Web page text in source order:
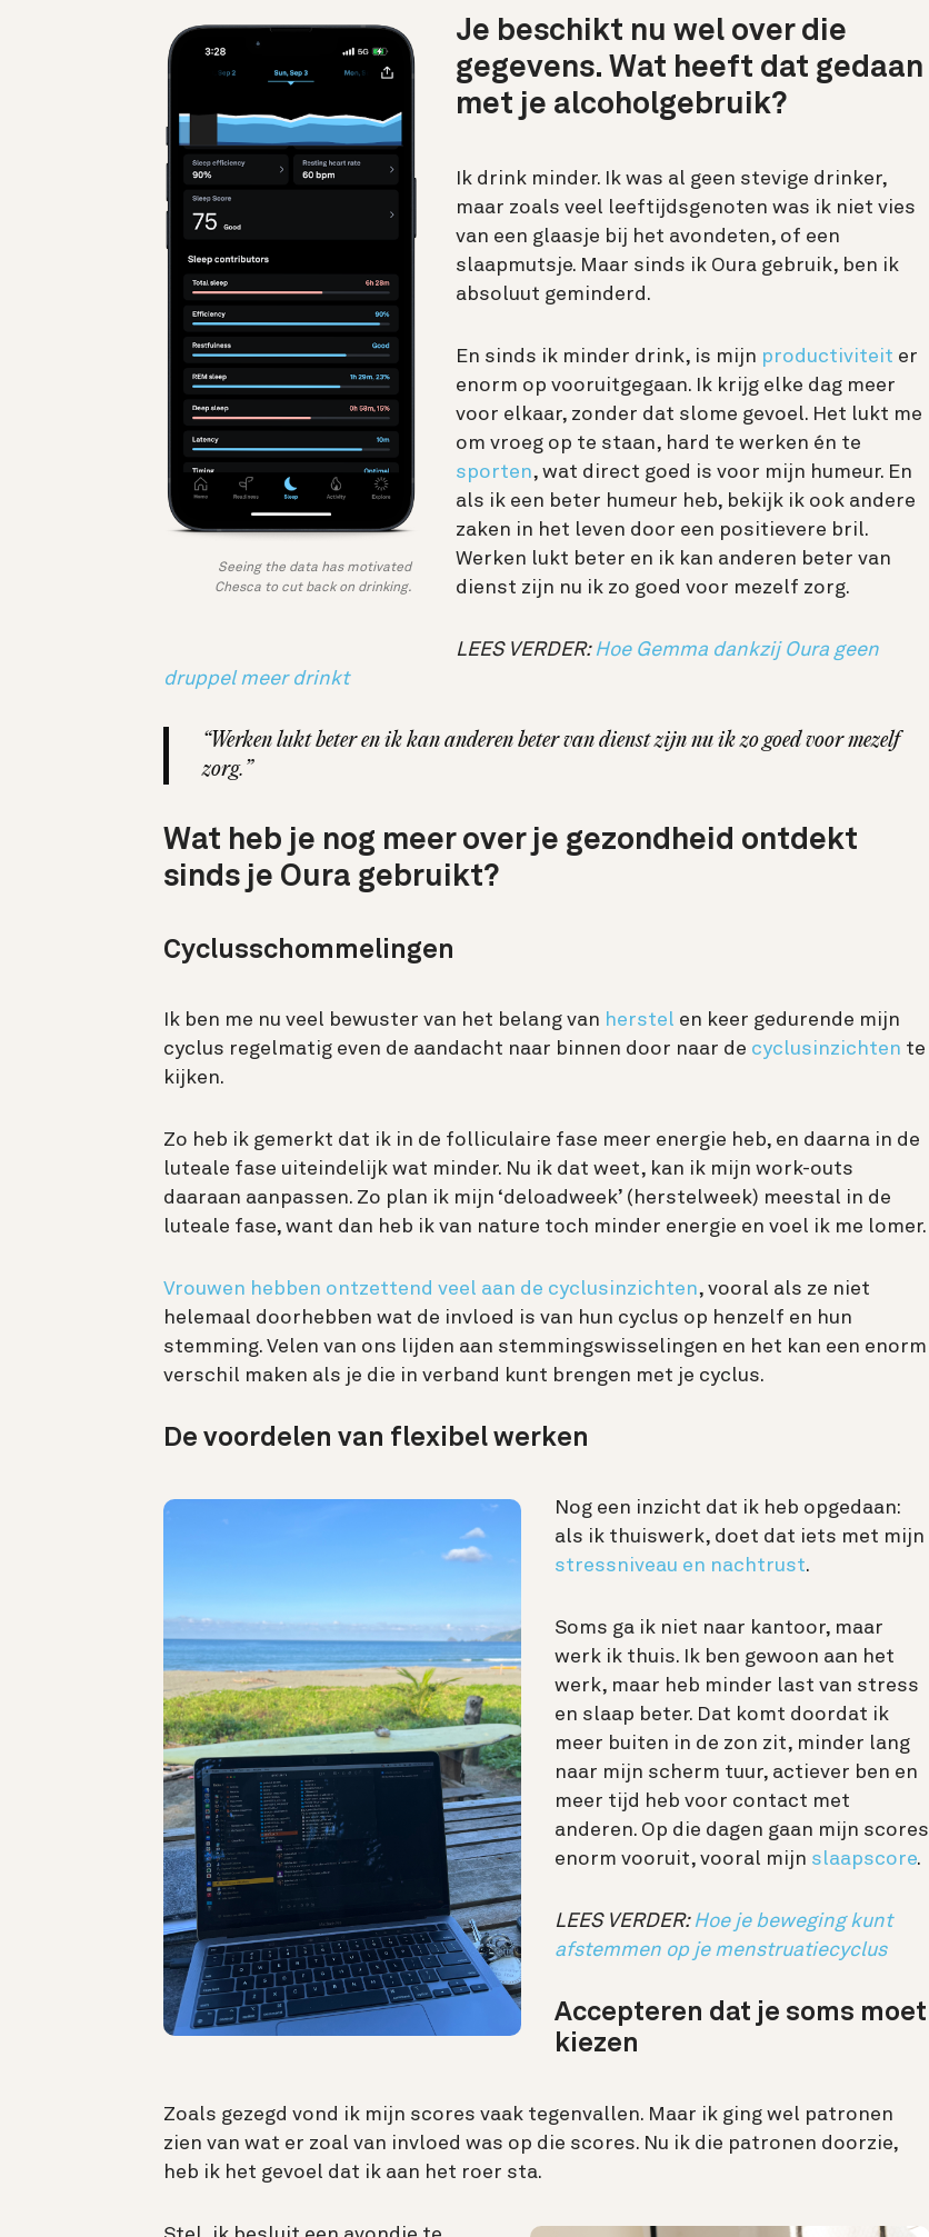
Seeing the data has motivated
Chesca to cut back on drinking.
Je beschikt nu wel over die
gegevens. Wat heeft dat gedaan
met je alcoholgebruik?
Ik drink minder. Ik was al geen stevige drinker,
maar zoals veel leeftijdsgenoten was ik niet vies
van een glaasje bij het avondeten, of een
slaapmutsje. Maar sinds ik Oura gebruik, ben ik
absoluut geminderd.
En sinds ik minder drink, is mijn productiviteit er
enorm op vooruitgegaan. Ik krijg elke dag meer
voor elkaar, zonder dat slome gevoel. Het lukt me
om vroeg op te staan, hard te werken én te
sporten, wat direct goed is voor mijn humeur. En
als ik een beter humeur heb, bekijk ik ook andere
zaken in het leven door een positievere bril.
Werken lukt beter en ik kan anderen beter van
dienst zijn nu ik zo goed voor mezelf zorg.
LEES VERDER: Hoe Gemma dankzij Oura geen
druppel meer drinkt
“Werken lukt beter en ik kan anderen beter van dienst zijn nu ik zo goed voor mezelf
zorg.”
Wat heb je nog meer over je gezondheid ontdekt
sinds je Oura gebruikt?
Cyclusschommelingen
Ik ben me nu veel bewuster van het belang van herstel en keer gedurende mijn
cyclus regelmatig even de aandacht naar binnen door naar de cyclusinzichten te
kijken.
Zo heb ik gemerkt dat ik in de folliculaire fase meer energie heb, en daarna in de
luteale fase uiteindelijk wat minder. Nu ik dat weet, kan ik mijn work-outs
daaraan aanpassen. Zo plan ik mijn ‘deloadweek’ (herstelweek) meestal in de
luteale fase, want dan heb ik van nature toch minder energie en voel ik me lomer.
Vrouwen hebben ontzettend veel aan de cyclusinzichten, vooral als ze niet
helemaal doorhebben wat de invloed is van hun cyclus op henzelf en hun
stemming. Velen van ons lijden aan stemmingswisselingen en het kan een enorm
verschil maken als je die in verband kunt brengen met je cyclus.
De voordelen van flexibel werken
Nog een inzicht dat ik heb opgedaan:
als ik thuiswerk, doet dat iets met mijn
stressniveau en nachtrust.
Soms ga ik niet naar kantoor, maar
werk ik thuis. Ik ben gewoon aan het
werk, maar heb minder last van stress
en slaap beter. Dat komt doordat ik
meer buiten in de zon zit, minder lang
naar mijn scherm tuur, actiever ben en
meer tijd heb voor contact met
anderen. Op die dagen gaan mijn scores
enorm vooruit, vooral mijn slaapscore.
LEES VERDER: Hoe je beweging kunt
afstemmen op je menstruatiecyclus
Accepteren dat je soms moet
kiezen
Zoals gezegd vond ik mijn scores vaak tegenvallen. Maar ik ging wel patronen
zien van wat er zoal van invloed was op die scores. Nu ik die patronen doorzie,
heb ik het gevoel dat ik aan het roer sta.